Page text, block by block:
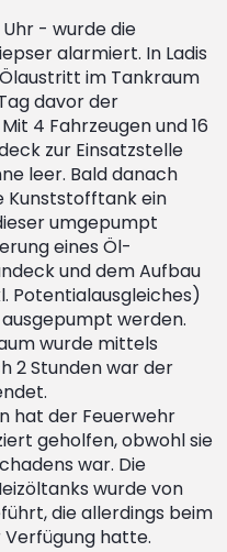
Uhr - wurde die
alarmiert. In Ladis
im Tankraum
davor der
4 Fahrzeugen und 16
zur Einsatzstelle
leer. Bald danach
Kunststofftank ein
umgepumpt
eines Öl-
und dem Aufbau
Potentialausgleiches)
werden.
wurde mittels
2 Stunden war der
hat der Feuerwehr
geholfen, obwohl sie
war. Die
wurde von
die allerdings beim
hatte.